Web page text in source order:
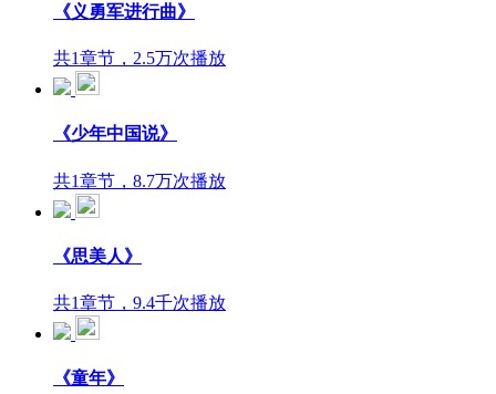
《义勇军进行曲》
共1章节，2.5万次播放
《少年中国说》
共1章节，8.7万次播放
《思美人》
共1章节，9.4千次播放
《童年》